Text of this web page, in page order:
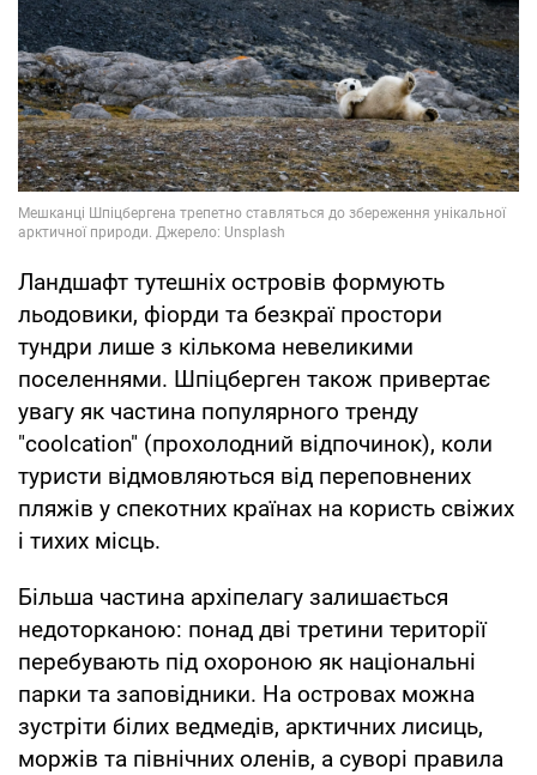
Ландшафт тутешніх островів формують
льодовики, фіорди та безкраї простори
тундри лише з кількома невеликими
поселеннями. Шпіцберген також привертає
увагу як частина популярного тренду
"coolcation" (прохолодний відпочинок), коли
туристи відмовляються від переповнених
пляжів у спекотних країнах на користь свіжих
і тихих місць.
Більша частина архіпелагу залишається
недоторканою: понад дві третини території
перебувають під охороною як національні
парки та заповідники. На островах можна
зустріти білих ведмедів, арктичних лисиць,
моржів та північних оленів, а суворі правила